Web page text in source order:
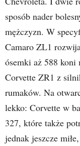
sposób nader
mężczyzn. W
Camaro ZL1
ósemki aż 588 koni
Corvette ZR1 z
rumaków. Na
lekko: Corvette w
327, które także
jednak jeszcze